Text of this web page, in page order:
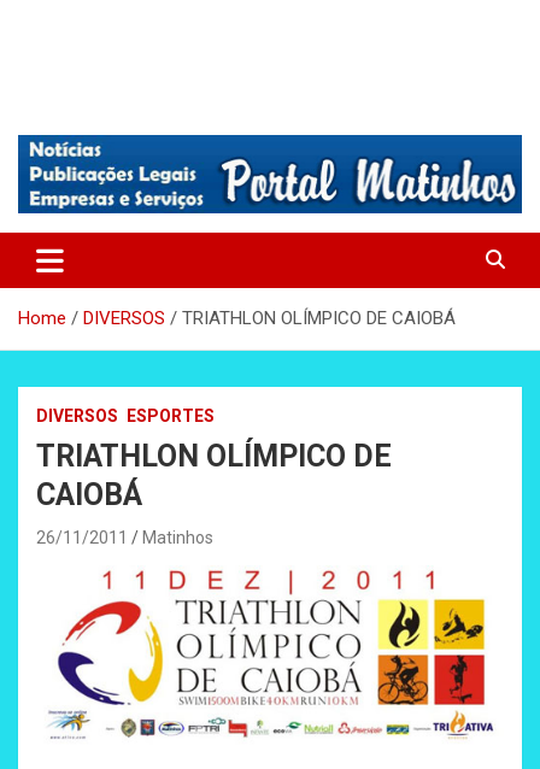
Matinhos – Praia de Matinhos
Home DIVERSOS TRIATHLON OLÍMPICO DE CAIOBÁ
DIVERSOS ESPORTES
TRIATHLON OLÍMPICO DE
CAIOBÁ
26/11/2011 Matinhos